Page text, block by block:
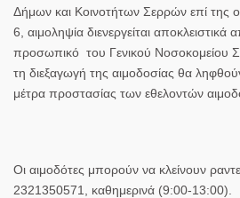
Δήμων και Κοινοτήτων Σερρών επί της
6, αιμοληψία διενεργείται αποκλειστικά
προσωπικό του Γενικού Νοσοκομείου
τη διεξαγωγή της αιμοδοσίας θα
μέτρα προστασίας των εθελοντών
Οι αιμοδότες μπορούν να κλείνουν
2321350571, καθημερινά (9:00-13:00).